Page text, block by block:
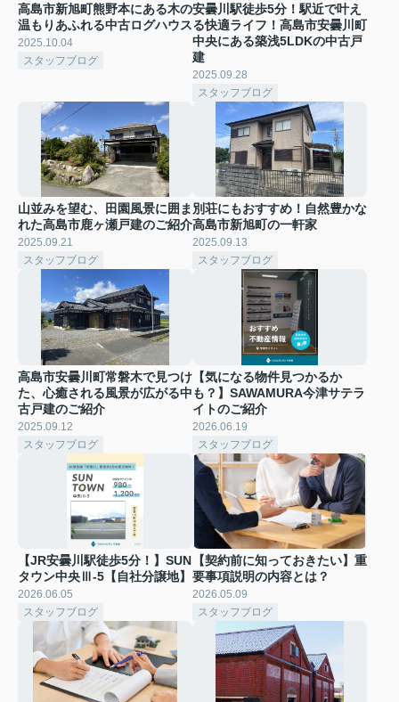
高島市新旭町熊野本にある木の
温もりあふれる中古ログハウス
2025.10.04
スタッフブログ
安曇川駅徒歩5分！駅近で叶え
る快適ライフ！高島市安曇川町
中央にある築浅5LDKの中古戸
建
2025.09.28
スタッフブログ
山並みを望む、田園風景に囲ま
れた高島市鹿ヶ瀬戸建のご紹介
2025.09.21
スタッフブログ
別荘にもおすすめ！自然豊かな
高島市新旭町の一軒家
2025.09.13
スタッフブログ
高島市安曇川町常磐木で見つけ
た、心癒される風景が広がる中
古戸建のご紹介
2025.09.12
スタッフブログ
【気になる物件見つかるか
も？】SAWAMURA今津サテラ
イトのご紹介
2026.06.19
スタッフブログ
【JR安曇川駅徒歩5分！】SUN
タウン中央Ⅲ-5【自社分譲地】
2026.06.05
スタッフブログ
【契約前に知っておきたい】重
要事項説明の内容とは？
2026.05.09
スタッフブログ